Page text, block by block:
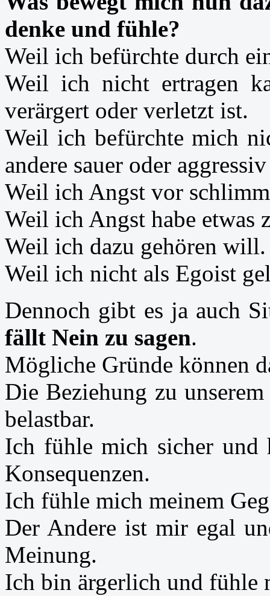
denke und fühle?
Weil ich befürchte durch
Weil ich nicht ertragen
verärgert oder verletzt ist.
Weil ich befürchte mich
andere sauer oder
Weil ich Angst vor
Weil ich Angst habe etwas
Weil ich dazu gehören will.
Weil ich nicht als Egoist
Dennoch gibt es ja auch
fällt Nein zu sagen.
Mögliche Gründe können
Die Beziehung zu
belastbar.
Ich fühle mich sicher und
Konsequenzen.
Ich fühle mich meinem
Der Andere ist mir egal
Meinung.
Ich bin ärgerlich und fühle